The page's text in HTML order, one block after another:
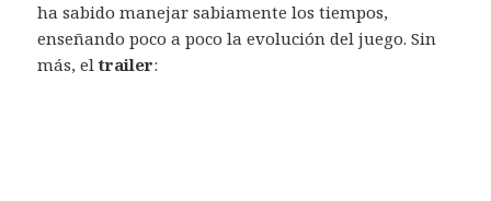
ha sabido manejar sabiamente los tiempos,
enseñando poco a poco la evolución del juego. Sin
más, eltrailer: